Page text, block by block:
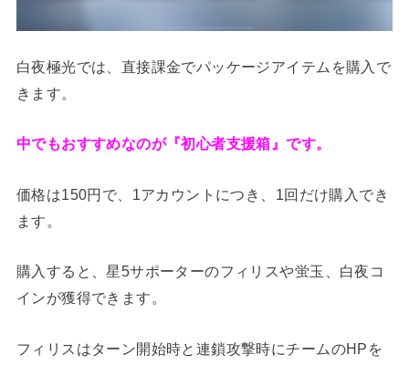
白夜極光では、直接課金でパッケージアイテムを購入で
きます。
中でもおすすめなのが『初心者支援箱』です。
価格は150円で、1アカウントにつき、1回だけ購入でき
ます。
購入すると、星5サポーターのフィリスや蛍玉、白夜コ
インが獲得できます。
フィリスはターン開始時と連鎖攻撃時にチームのHPを